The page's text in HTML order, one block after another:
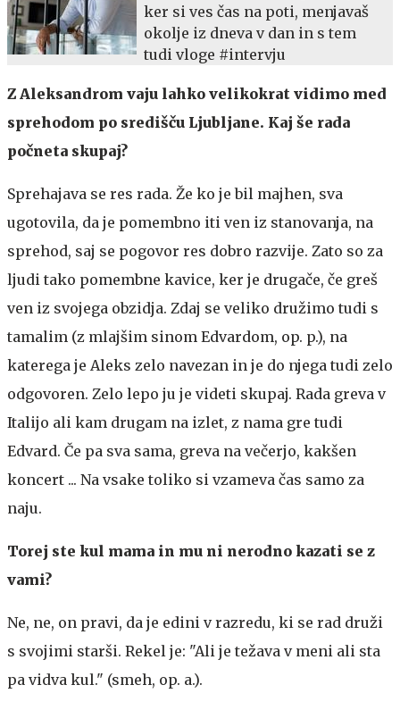
ker si ves čas na poti, menjavaš
okolje iz dneva v dan in s tem
tudi vloge #intervju
Z Aleksandrom vaju lahko velikokrat vidimo med
sprehodom po središču Ljubljane. Kaj še rada
počneta skupaj?
Sprehajava se res rada. Že ko je bil majhen, sva
ugotovila, da je pomembno iti ven iz stanovanja, na
sprehod, saj se pogovor res dobro razvije. Zato so za
ljudi tako pomembne kavice, ker je drugače, če greš
ven iz svojega obzidja. Zdaj se veliko družimo tudi s
tamalim (z mlajšim sinom Edvardom, op. p.), na
katerega je Aleks zelo navezan in je do njega tudi zelo
odgovoren. Zelo lepo ju je videti skupaj. Rada greva v
Italijo ali kam drugam na izlet, z nama gre tudi
Edvard. Če pa sva sama, greva na večerjo, kakšen
koncert ... Na vsake toliko si vzameva čas samo za
naju.
Torej ste kul mama in mu ni nerodno kazati se z
vami?
Ne, ne, on pravi, da je edini v razredu, ki se rad druži
s svojimi starši. Rekel je: "Ali je težava v meni ali sta
pa vidva kul." (smeh, op. a.).